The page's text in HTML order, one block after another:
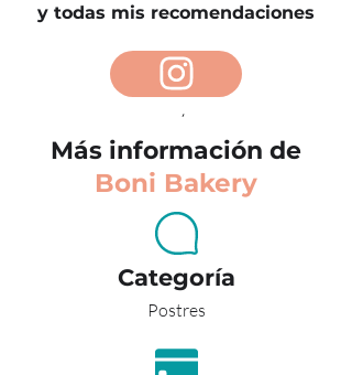
y todas mis recomendaciones
ATRÁS
Más información de
Boni Bakery
Categoría
Postres